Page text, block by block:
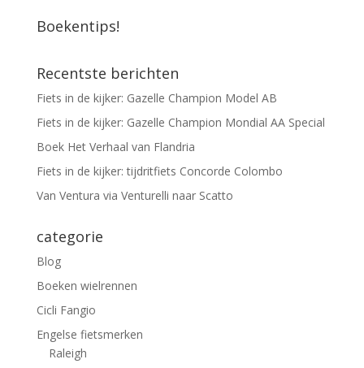
Boekentips!
Recentste berichten
Fiets in de kijker: Gazelle Champion Model AB
Fiets in de kijker: Gazelle Champion Mondial AA Special
Boek Het Verhaal van Flandria
Fiets in de kijker: tijdritfiets Concorde Colombo
Van Ventura via Venturelli naar Scatto
categorie
Blog
Boeken wielrennen
Cicli Fangio
Engelse fietsmerken
Raleigh